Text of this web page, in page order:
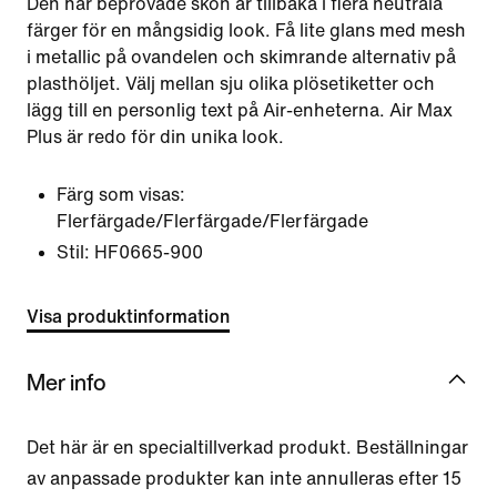
Den här beprövade skon är tillbaka i flera neutrala
färger för en mångsidig look. Få lite glans med mesh
i metallic på ovandelen och skimrande alternativ på
plasthöljet. Välj mellan sju olika plösetiketter och
lägg till en personlig text på Air-enheterna. Air Max
Plus är redo för din unika look.
Färg som visas:
Flerfärgade/Flerfärgade/Flerfärgade
Stil: HF0665-900
Visa produktinformation
Mer info
Det här är en specialtillverkad produkt. Beställningar
av anpassade produkter kan inte annulleras efter 15